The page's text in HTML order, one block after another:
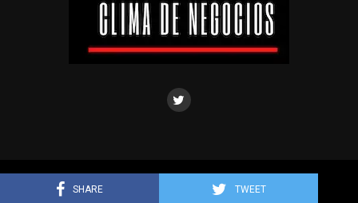
SHARE TWEET
Clima de negocios © Todos los derechos reservados.